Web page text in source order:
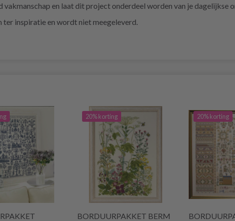
en laat dit project onderdeel worden van je dagelijkse
inspiratie en wordt niet meegeleverd.
20% korting
BORDUURPAKKET BERM
20% korting